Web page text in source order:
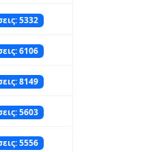
5332
6106
8149
5603
5556